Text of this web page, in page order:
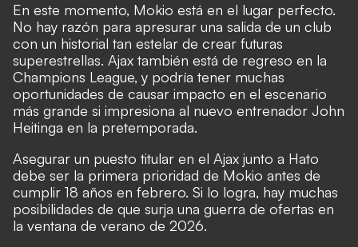
En este momento, Mokio está en el lugar perfecto.
No hay razón para apresurar una salida de un club
con un historial tan estelar de crear futuras
superestrellas. Ajax también está de regreso en la
Champions League, y podría tener muchas
oportunidades de causar impacto en el escenario
más grande si impresiona al nuevo entrenador John
Heitinga en la pretemporada.
Asegurar un puesto titular en el Ajax junto a Hato
debe ser la primera prioridad de Mokio antes de
cumplir 18 años en febrero. Si lo logra, hay muchas
posibilidades de que surja una guerra de ofertas en
la ventana de verano de 2026.